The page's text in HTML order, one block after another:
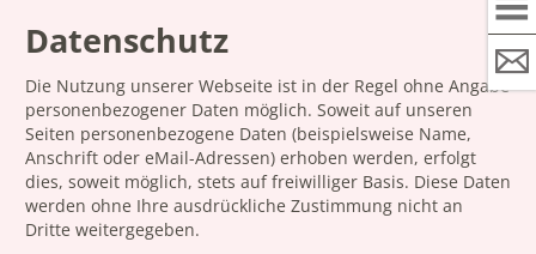
Datenschutz
Die Nutzung unserer Webseite ist in der Regel ohne Angabe
personenbezogener Daten möglich. Soweit auf unseren
Seiten personenbezogene Daten (beispielsweise Name,
Anschrift oder eMail-Adressen) erhoben werden, erfolgt
dies, soweit möglich, stets auf freiwilliger Basis. Diese Daten
werden ohne Ihre ausdrückliche Zustimmung nicht an
Dritte weitergegeben.